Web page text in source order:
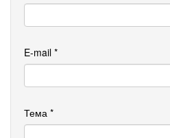
E-mail *
Тема *